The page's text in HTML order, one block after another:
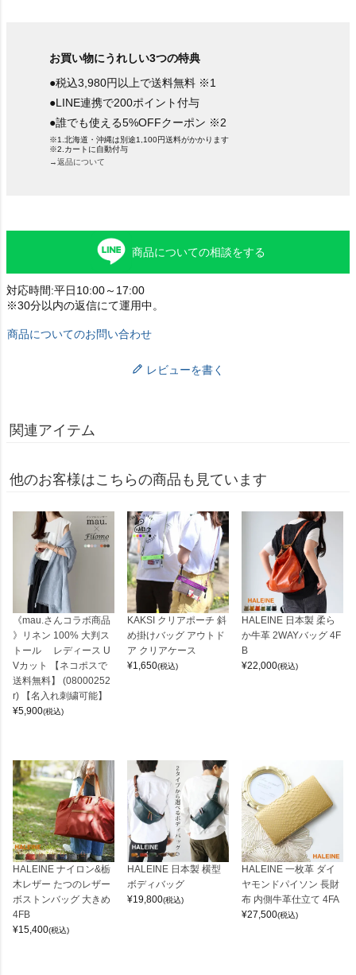
お買い物にうれしい3つの特典
●税込3,980円以上で送料無料 ※1
●LINE連携で200ポイント付与
●誰でも使える5%OFFクーポン ※2
※1.北海道・沖縄は別途1,100円送料がかかります
※2.カートに自動付与
→返品について
商品についての相談をする
対応時間:平日10:00～17:00
※30分以内の返信にて運用中。
商品についてのお問い合わせ
レビューを書く
関連アイテム
他のお客様はこちらの商品も見ています
《mau.さんコラボ商品
》リネン 100% 大判ス
トール レディース U
Vカット 【ネコポスで
送料無料】 (08000252
r) 【名入れ刺繍可能】
¥5,900(税込)
KAKSI クリアポーチ 斜
め掛けバッグ アウトド
ア クリアケース
¥1,650(税込)
HALEINE 日本製 柔ら
か牛革 2WAYバッグ 4F
B
¥22,000(税込)
HALEINE ナイロン&栃
木レザー たつのレザー
ボストンバッグ 大きめ
4FB
¥15,400(税込)
HALEINE 日本製 横型
ボディバッグ
¥19,800(税込)
HALEINE 一枚革 ダイ
ヤモンドパイソン 長財
布 内側牛革仕立て 4FA
¥27,500(税込)